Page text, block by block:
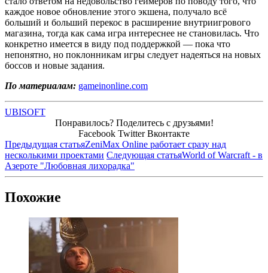
каждое новое обновление этого экшена, получало всё
больший и больший перекос в расширение внутриигрового
магазина, тогда как сама игра интереснее не становилась. Что
конкретно имеется в виду под поддержкой — пока что
непонятно, но поклонникам игры следует надеяться на новых
боссов и новые задания.
По материалам: gameinonline.com
UBISOFT
Понравилось? Поделитесь с друзьями!
Facebook Twitter Вконтакте
Предыдущая статьяZeniMax Online работает сразу над
несколькими проектами Следующая статьяWorld of Warcraft - в
Азероте "Любовная лихорадка"
Похожие